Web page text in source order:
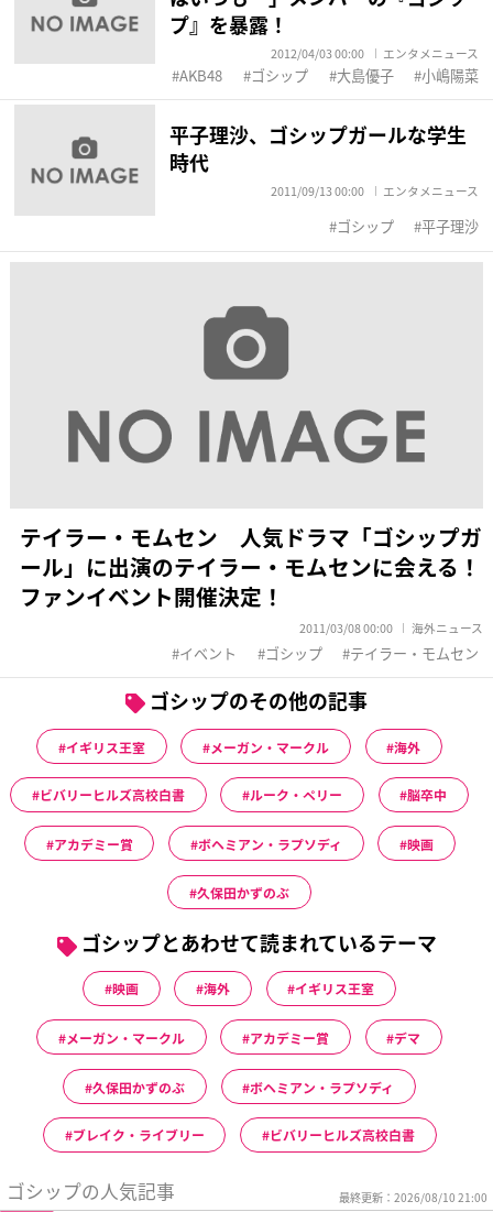
プ』を暴露！
2012/04/03 00:00 エンタメニュース
AKB48 ゴシップ 大島優子 小嶋陽菜
平子理沙、ゴシップガールな学生
時代
2011/09/13 00:00 エンタメニュース
ゴシップ 平子理沙
テイラー・モムセン 人気ドラマ「ゴシップガ
ール」に出演のテイラー・モムセンに会える！
ファンイベント開催決定！
2011/03/08 00:00 海外ニュース
イベント ゴシップ テイラー・モムセン
ゴシップのその他の記事
イギリス王室 メーガン・マークル 海外
ビバリーヒルズ高校白書 ルーク・ペリー 脳卒中
アカデミー賞 ボヘミアン・ラプソディ 映画
久保田かずのぶ
ゴシップとあわせて読まれているテーマ
映画 海外 イギリス王室
メーガン・マークル アカデミー賞 デマ
久保田かずのぶ ボヘミアン・ラプソディ
ブレイク・ライブリー ビバリーヒルズ高校白書
ゴシップの人気記事 最終更新：2026/08/10 21:00